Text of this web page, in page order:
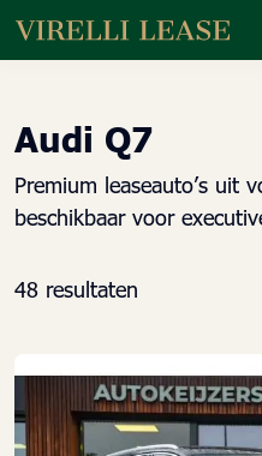
Audi Q7
Premium leaseauto’s uit
beschikbaar voor
48 resultaten